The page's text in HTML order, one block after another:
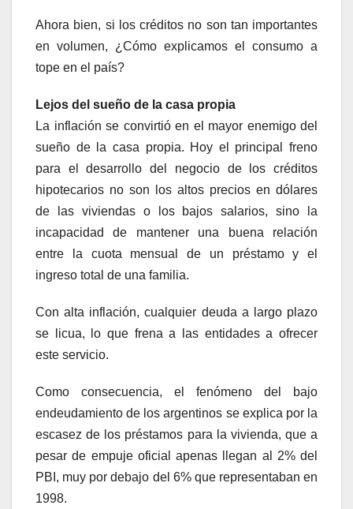
Ahora bien, si los créditos no son tan importantes
en volumen, ¿Cómo explicamos el consumo a
tope en el país?
Lejos del sueño de la casa propia
La inflación se convirtió en el mayor enemigo del
sueño de la casa propia. Hoy el principal freno
para el desarrollo del negocio de los créditos
hipotecarios no son los altos precios en dólares
de las viviendas o los bajos salarios, sino la
incapacidad de mantener una buena relación
entre la cuota mensual de un préstamo y el
ingreso total de una familia.
Con alta inflación, cualquier deuda a largo plazo
se licua, lo que frena a las entidades a ofrecer
este servicio.
Como consecuencia, el fenómeno del bajo
endeudamiento de los argentinos se explica por la
escasez de los préstamos para la vivienda, que a
pesar de empuje oficial apenas llegan al 2% del
PBI, muy por debajo del 6% que representaban en
1998.